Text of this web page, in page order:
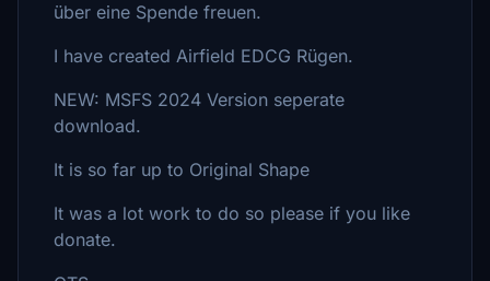
über eine Spende freuen.
I have created Airfield EDCG Rügen.
NEW: MSFS 2024 Version seperate
download.
It is so far up to Original Shape
It was a lot work to do so please if you like
donate.